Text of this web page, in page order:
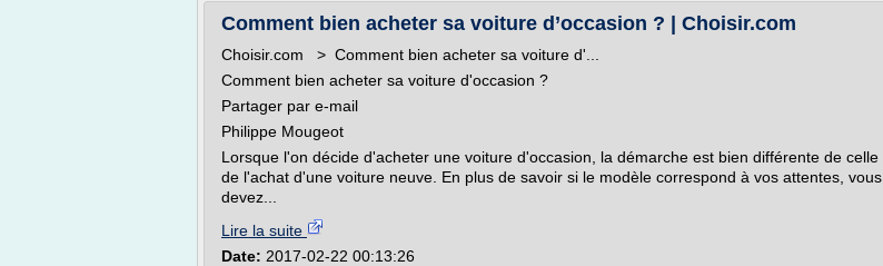
Comment bien acheter sa voiture d’occasion ? | Choisir.com
Choisir.com > Comment bien acheter sa voiture d'...
Comment bien acheter sa voiture d'occasion ?
Partager par e-mail
Philippe Mougeot
Lorsque l'on décide d'acheter une voiture d'occasion, la démarche est bien différente de celle
de l'achat d'une voiture neuve. En plus de savoir si le modèle correspond à vos attentes, vous
devez...
Lire la suite
Date: 2017-02-22 00:13:26